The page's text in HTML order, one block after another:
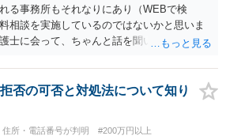
性がありますが、民事上の詐欺の立証以上
。 こちらについては、一度、最寄りの警察
してください。 具体的な見通しに関して
る事務所もそれなりにあり（WEBで検
相談を実施しているのではないかと思いま
士に会って、ちゃんと話を聞いてくれる
ていないようですので、御相談の案件につ
足なのかもしれません。相手にしない方が
想通貨詐欺の被害回復は現実的には難しい
否の可否と対処法について知り
住所・電話番号が判明
#200万円以上